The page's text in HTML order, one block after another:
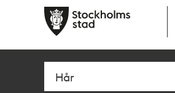
navigationen
huvudinnehållet
SökFritextsök